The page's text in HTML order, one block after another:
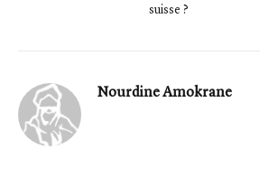
suisse ?
Nourdine Amokrane